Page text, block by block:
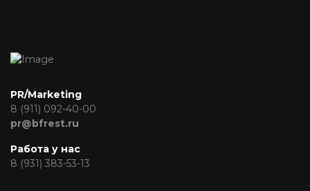
PR/Marketing
8 (911) 092-40-00
pr@bfrest.ru
Работа у нас
8 (931) 383-53-13